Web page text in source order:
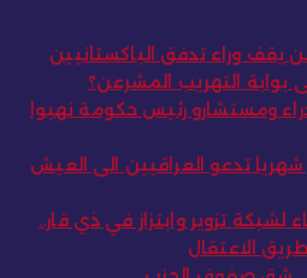
يقف وراء تدفق الباكستانيين
بوابة التهريب المشرعن؟
ومستشارو رئيس حكومة نهبوا
شهريا تدعو العراقيين الى العيش
تزوير وابتزاز في ذي قار..
الاعتقال